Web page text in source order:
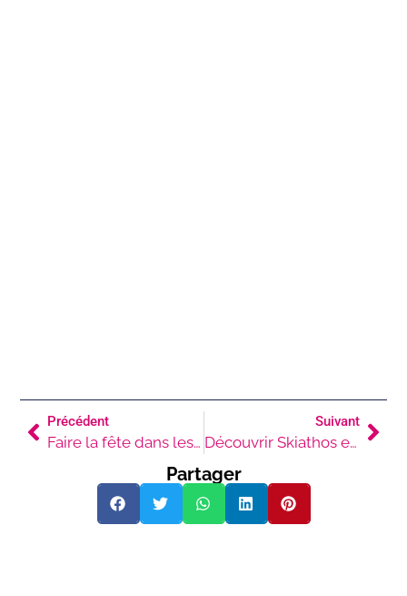
Précédent
Faire la fête dans les Cyclades
Suivant
Découvrir Skiathos en famille
Partager